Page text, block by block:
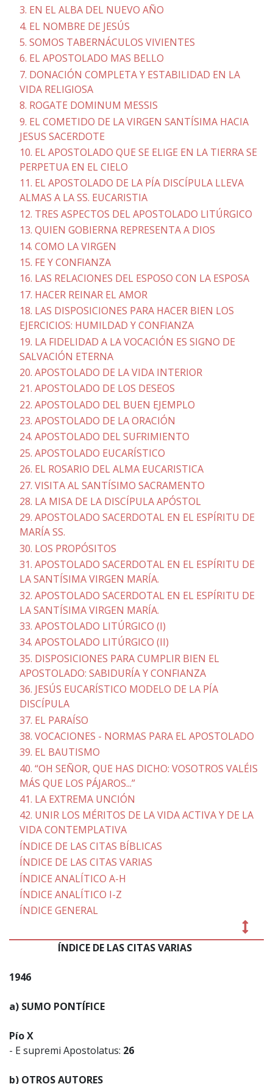
3. EN EL ALBA DEL NUEVO AÑO
4. EL NOMBRE DE JESÚS
5. SOMOS TABERNÁCULOS VIVIENTES
6. EL APOSTOLADO MAS BELLO
7. DONACIÓN COMPLETA Y ESTABILIDAD EN LA
VIDA RELIGIOSA
8. ROGATE DOMINUM MESSIS
9. EL COMETIDO DE LA VIRGEN SANTÍSIMA HACIA
JESUS SACERDOTE
10. EL APOSTOLADO QUE SE ELIGE EN LA TIERRA SE
PERPETUA EN EL CIELO
11. EL APOSTOLADO DE LA PÍA DISCÍPULA LLEVA
ALMAS A LA SS. EUCARISTIA
12. TRES ASPECTOS DEL APOSTOLADO LITÚRGICO
13. QUIEN GOBIERNA REPRESENTA A DIOS
14. COMO LA VIRGEN
15. FE Y CONFIANZA
16. LAS RELACIONES DEL ESPOSO CON LA ESPOSA
17. HACER REINAR EL AMOR
18. LAS DISPOSICIONES PARA HACER BIEN LOS
EJERCICIOS: HUMILDAD Y CONFIANZA
19. LA FIDELIDAD A LA VOCACIÓN ES SIGNO DE
SALVACIÓN ETERNA
20. APOSTOLADO DE LA VIDA INTERIOR
21. APOSTOLADO DE LOS DESEOS
22. APOSTOLADO DEL BUEN EJEMPLO
23. APOSTOLADO DE LA ORACIÓN
24. APOSTOLADO DEL SUFRIMIENTO
25. APOSTOLADO EUCARÍSTICO
26. EL ROSARIO DEL ALMA EUCARISTICA
27. VISITA AL SANTÍSIMO SACRAMENTO
28. LA MISA DE LA DISCÍPULA APÓSTOL
29. APOSTOLADO SACERDOTAL EN EL ESPÍRITU DE
MARÍA SS.
30. LOS PROPÓSITOS
31. APOSTOLADO SACERDOTAL EN EL ESPÍRITU DE
LA SANTÍSIMA VIRGEN MARÍA.
32. APOSTOLADO SACERDOTAL EN EL ESPÍRITU DE
LA SANTÍSIMA VIRGEN MARÍA.
33. APOSTOLADO LITÚRGICO (I)
34. APOSTOLADO LITÚRGICO (II)
35. DISPOSICIONES PARA CUMPLIR BIEN EL
APOSTOLADO: SABIDURÍA Y CONFIANZA
36. JESÚS EUCARÍSTICO MODELO DE LA PÍA
DISCÍPULA
37. EL PARAÍSO
38. VOCACIONES - NORMAS PARA EL APOSTOLADO
39. EL BAUTISMO
40. “OH SEÑOR, QUE HAS DICHO: VOSOTROS VALÉIS
MÁS QUE LOS PÁJAROS...”
41. LA EXTREMA UNCIÓN
42. UNIR LOS MÉRITOS DE LA VIDA ACTIVA Y DE LA
VIDA CONTEMPLATIVA
ÍNDICE DE LAS CITAS BÍBLICAS
ÍNDICE DE LAS CITAS VARIAS
ÍNDICE ANALÍTICO A-H
ÍNDICE ANALÍTICO I-Z
ÍNDICE GENERAL
ÍNDICE DE LAS CITAS VARIAS
1946
a) SUMO PONTÍFICE
Pío X
- E supremi Apostolatus: 26
b) OTROS AUTORES